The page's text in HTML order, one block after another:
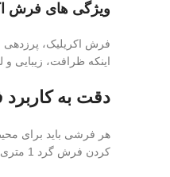
ویژگی های فرش
فرش اکریلیک، پرزدهی
اینکه ظرافت، زیبایی
دقت به
کردن فرش گرد 1 متری وسط سالن پذیرایی کار اشتباهی است. باید بین نوع فرش، کاربری فضا و محیط دقت داشته باشید.